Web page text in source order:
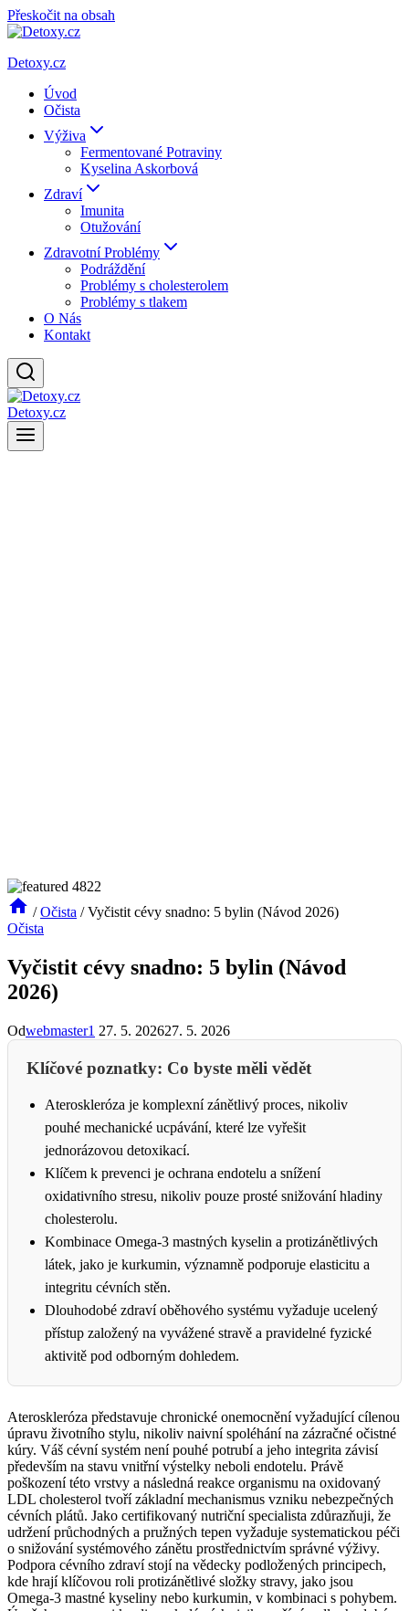
Přeskočit na obsah
Detoxy.cz
Úvod
Očista
Výživa
Fermentované Potraviny
Kyselina Askorbová
Zdraví
Imunita
Otužování
Zdravotní Problémy
Podráždění
Problémy s cholesterolem
Problémy s tlakem
O Nás
Kontakt
Detoxy.cz
/ Očista / Vyčistit cévy snadno: 5 bylin (Návod 2026)
Očista
Vyčistit cévy snadno: 5 bylin (Návod
2026)
Odwebmaster1 27. 5. 202627. 5. 2026
Klíčové poznatky: Co byste měli vědět
Ateroskleróza je komplexní zánětlivý proces, nikoliv
pouhé mechanické ucpávání, které lze vyřešit
jednorázovou detoxikací.
Klíčem k prevenci je ochrana endotelu a snížení
oxidativního stresu, nikoliv pouze prosté snižování hladiny
cholesterolu.
Kombinace Omega-3 mastných kyselin a protizánětlivých
látek, jako je kurkumin, významně podporuje elasticitu a
integritu cévních stěn.
Dlouhodobé zdraví oběhového systému vyžaduje ucelený
přístup založený na vyvážené stravě a pravidelné fyzické
aktivitě pod odborným dohledem.
Ateroskleróza představuje chronické onemocnění vyžadující cílenou
úpravu životního stylu, nikoliv naivní spoléhání na zázračné očistné
kúry. Váš cévní systém není pouhé potrubí a jeho integrita závisí
především na stavu vnitřní výstelky neboli endotelu. Právě
poškození této vrstvy a následná reakce organismu na oxidovaný
LDL cholesterol tvoří základní mechanismus vzniku nebezpečných
cévních plátů. Jako certifikovaný nutriční specialista zdůrazňuji, že
udržení průchodných a pružných tepen vyžaduje systematickou péči
o snižování systémového zánětu prostřednictvím správné výživy.
Podpora cévního zdraví stojí na vědecky podložených principech,
kde hrají klíčovou roli protizánětlivé složky stravy, jako jsou
Omega-3 mastné kyseliny nebo kurkumin, v kombinaci s pohybem.